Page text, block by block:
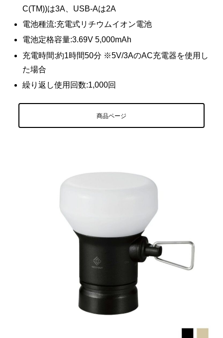
C(TM))は3A、USB-Aは2A
電池種流:充電式リチウムイオン電池
電池定格容量:3.69V 5,000mAh
充電時間:約1時間50分 ※5V/3AのAC充電器を使用し
た場合
繰り返し使用回数:1,000回
商品ページ